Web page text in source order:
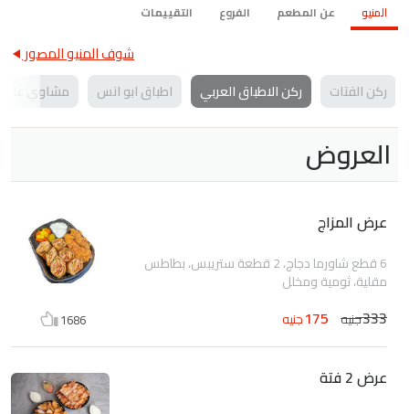
المنيو عن المطعم الفروع التقييمات
شوف المنيو المصور
ركن الفتات ركن الاطباق العربي اطباق ابو انس مشاوي على
العروض
عرض المزاج
6 قطع شاورما دجاج، 2 قطعة ستريبس، بطاطس
مقلية، ثومية ومخلل
333جنيه 175جنيه 1686
عرض 2 فتة